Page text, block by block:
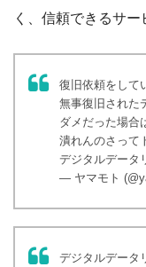
く、信頼できるサー
復旧依頼をして
無事復旧された
ダメだった場合
潰れんのさって
デジタルデータ
— ヤマモト
デジタルデータ